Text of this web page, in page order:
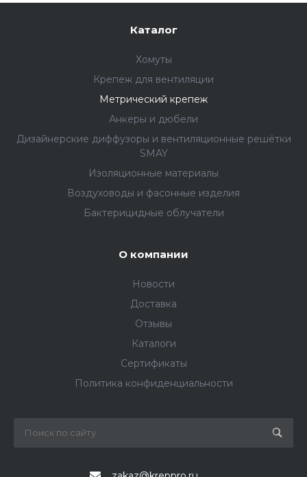
Каталог
Хомуты
Крепеж для вентиляции
Метрический крепеж
Анкеры и дюбели
Дизайнерские диффузоры и вентиляционные решётки
SMAY
Изоляционные материалы
Воздуховоды и фасонные изделия
Бактерицидные облучатели
О компании
Новости
Доставка
Отзывы
Каталоги
Сертификаты
Политика конфиденциальности